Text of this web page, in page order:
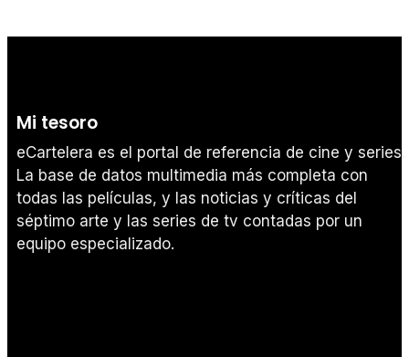
Mi tesoro
eCartelera es el portal de referencia de cine y series.
La base de datos multimedia más completa con
todas las películas, y las noticias y críticas del
séptimo arte y las series de tv contadas por un
equipo especializado.